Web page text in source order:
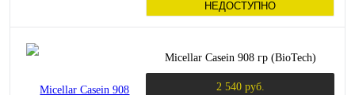
НЕДОСТУПНО
Micellar Casein 908 гр (BioTech)
2 540 руб.